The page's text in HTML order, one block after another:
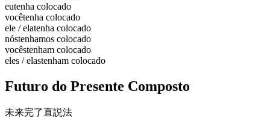
eutenha colocado
vocêtenha colocado
ele / elatenha colocado
nóstenhamos colocado
vocêstenham colocado
eles / elastenham colocado
Futuro do Presente Composto
未来完了直説法